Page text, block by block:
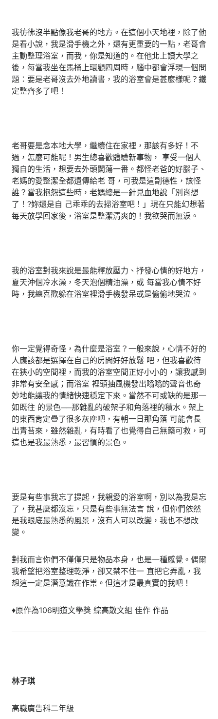
我彷彿沒半點像我老哥的地方。在這個小天地裡，除了他
是看小說，我是滑手機之外，還有更重要的一點，老哥會
主動整理浴室，而我，你是知道的。在他北上讀大學之
後，每當我坐在馬桶上環顧四周時，腦中都會浮現一個問
題：要是老哥沒去外地讀書，我的浴室會是甚麼樣呢？鐵
定整齊多了吧！
老哥要是念本地大學，繼續住在家裡，那該有多好！不
過，怎麼可能呢！男生總喜歡體驗新事物， 享受一個人
獨自的生活，想要去外頭闖蕩一番。都怪老爸的好腦子、
老媽的愛整潔全都遺傳給老 哥，可我是這副德性，該怪
誰？當我抱怨這些時，老媽總是一針見血地說「別肖想
了！?妳還是自 己乖乖的去掃浴室吧！」現在只能幻想著
每天放學回家後，浴室是整潔清爽的！我欲哭而無淚。
我的浴室對我來說是最能釋放壓力、抒發心情的好地方，
夏天沖個冷水澡，冬天泡個精油澡，或 每當我心情不好
時，我總喜歡躲在浴室裡滑手機發呆或是偷偷地哭泣。
你一定覺得奇怪，為什麼是浴室？一般來說，心情不好的
人應該都是選擇在自己的房間好好放鬆 吧，但我喜歡待
在狹小的空間裡，而我的浴室空間正好小小的，讓我感到
非常有安全感；而浴室 裡頭抽風機發出嗡嗡的聲音也奇
妙地能讓我的情緒快速穩定下來。當然不可或缺的是那一
如既往 的景色──那雜亂的破架子和角落裡的積水。架上
的東西肯定疊了很多灰塵吧，有朝一日那角落 可能會長
出青苔來，雖然雜亂，有時看了也覺得自己無藥可救，可
這也是我最熟悉，最習慣的景色。
要是有些事我忘了提起，我親愛的浴室啊，別以為我是忘
了，我甚麼都沒忘，只是有些事無法言 說，但你們依然
是我眼底最熟悉的風景，沒有人可以改變，我也不想改
變。
對我而言你們不僅僅只是物品本身，也是一種感覺。偶爾
我希望把浴室整理乾淨，卻又禁不住一 直把它弄亂，我
想這一定是潛意識在作祟。但這才是最真實的我吧！
♦原作為106明道文學獎 綜高散文組 佳作 作品
林子琪
高職廣告科二年級